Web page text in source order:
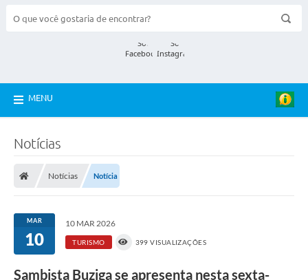
MENU
Notícias
Notícias Notícia
MAR
10
10 MAR 2026
TURISMO 399 VISUALIZAÇÕES
Sambista Buziga se apresenta nesta sexta-